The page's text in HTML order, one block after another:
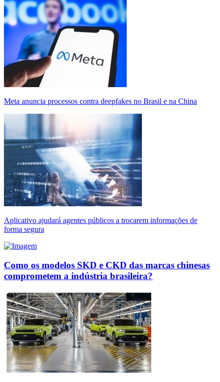
Meta anuncia processos contra deepfakes no Brasil e na China
Aplicativo ajudará agentes públicos a trocarem informações de
forma segura
Como os modelos SKD e CKD das marcas chinesas
comprometem a indústria brasileira?